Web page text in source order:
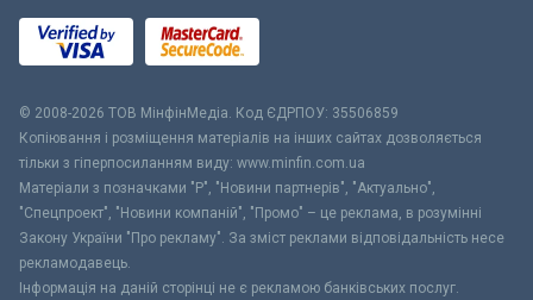
© 2008-2026 ТОВ МiнфiнМедiа. Код ЄДРПОУ: 35506859
Копіювання і розміщення матеріалів на інших сайтах дозволяється
тільки з гіперпосиланням виду: www.minfin.com.ua
Матеріали з позначками "Р", "Новини партнерів", "Актуально",
"Спецпроект", "Новини компаній", "Промо" – це реклама, в розумінні
Закону України "Про рекламу". За зміст реклами відповідальність несе
рекламодавець.
Інформація на даній сторінці не є рекламою банківських послуг.